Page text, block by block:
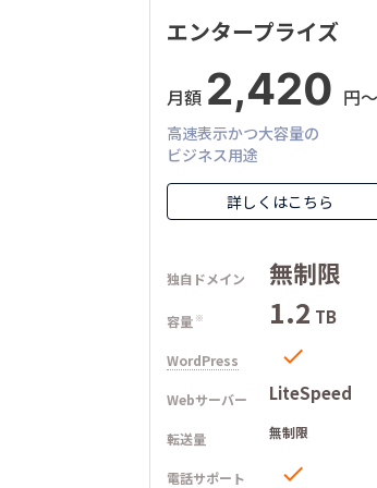
エンタープライズ
月額 2,420 円〜
高速表示かつ大容量の
ビジネス用途
詳しくはこちら
独自ドメイン 無制限
容量 ※ 1.2 TB
WordPress 
Webサーバー LiteSpeed
転送量 無制限
電話サポート 